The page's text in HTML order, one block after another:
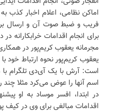
اماکن نظامی، اعلام اخبار کذب
فریب و ضبط صوت آن و ارسال
برای انجام اقدامات خرابکارانه
مجرمانه یعقوب کریم‌پور در
یعقوب کریم‌پور نحوه ارتباط خود
است: آرش با یک آی‌دی تلگرام با
اسم آنها را عوض می‌کرد مثلا
در ابتدا، افسر موساد به او
اقدامات مبالغی برای وی در کیف